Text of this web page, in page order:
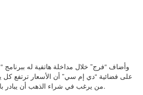
وأضاف “فرج” خلال مداخلة هاتفية له
على فضائية “دي إم سي” أن الأسعار ترتفع كل
من يرغب في شراء الذهب أن يبادر بالشراء قبل زيادة الأسعار.